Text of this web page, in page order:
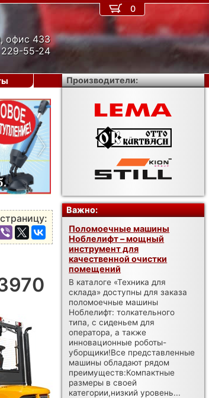
офис 433
55-24
›
0
Производители:
Важно:
Поломоечные машины
Ноблелифт – мощный
инструмент для
качественной очистки
помещений
В каталоге «Техника для
склада» доступны для заказа
поломоечные машины
Ноблелифт: толкательного
типа, с сиденьем для
оператора, а также
инновационные роботы-
уборщики!Все представленные
машины обладают рядом
преимуществ:Компактные
размеры в своей
категории,низкий уровень...